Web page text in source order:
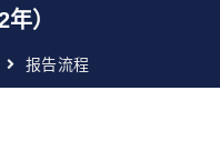
）
报告流程